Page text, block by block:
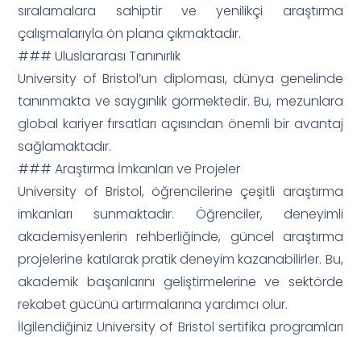
sıralamalara sahiptir ve yenilikçi araştırma
çalışmalarıyla ön plana çıkmaktadır.
### Uluslararası Tanınırlık
University of Bristol’un diploması, dünya genelinde
tanınmakta ve saygınlık görmektedir. Bu, mezunlara
global kariyer fırsatları açısından önemli bir avantaj
sağlamaktadır.
### Araştırma İmkanları ve Projeler
University of Bristol, öğrencilerine çeşitli araştırma
imkanları sunmaktadır. Öğrenciler, deneyimli
akademisyenlerin rehberliğinde, güncel araştırma
projelerine katılarak pratik deneyim kazanabilirler. Bu,
akademik başarılarını geliştirmelerine ve sektörde
rekabet gücünü artırmalarına yardımcı olur.
İlgilendiğiniz University of Bristol sertifika programları